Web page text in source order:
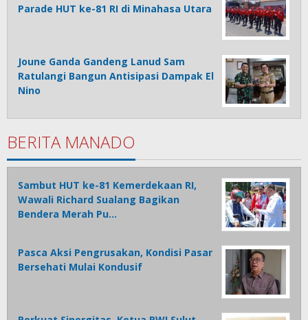
Parade HUT ke-81 RI di Minahasa Utara
Joune Ganda Gandeng Lanud Sam
Ratulangi Bangun Antisipasi Dampak El
Nino
BERITA MANADO
Sambut HUT ke-81 Kemerdekaan RI,
Wawali Richard Sualang Bagikan
Bendera Merah Pu…
Pasca Aksi Pengrusakan, Kondisi Pasar
Bersehati Mulai Kondusif